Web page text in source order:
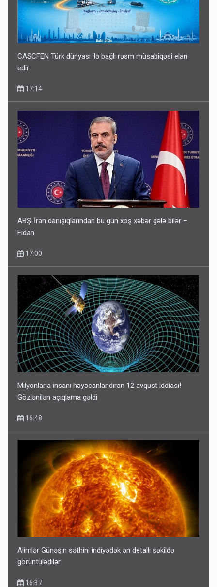
CASCFEN Türk dünyası ilə bağlı rəsm müsabiqəsi elan
edir
17:14
ABŞ-İran danışıqlarından bu gün xoş xəbər gələ bilər –
Fidan
17:00
Milyonlarla insanı həyəcanlandıran 12 avqust iddiası!
Gözlənilən açıqlama gəldi
16:48
Alimlər Günəşin səthini indiyədək ən detallı şəkildə
görüntülədilər
16:37